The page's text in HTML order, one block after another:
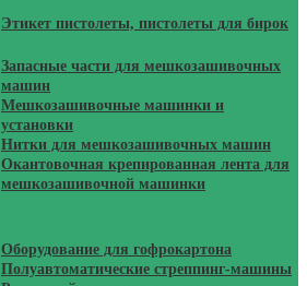
Этикет пистолеты, пистолеты для бирок
Запасные части для мешкозашивочных
машин
Мешкозашивочные машинки и
установки
Нитки для мешкозашивочных машин
Окантовочная крепированная лента для
мешкозашивочной машинки
Оборудование для гофрокартона
Полуавтоматические стреппинг-машины